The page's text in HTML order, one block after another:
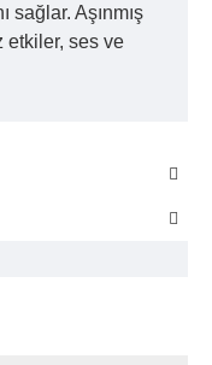
sağlar. Aşınmış
etkiler, ses ve